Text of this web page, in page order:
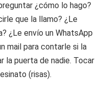
¿cómo lo hago?
que la llamo? ¿Le
¿Le envío un WhatsApp
mail para contarle si la
la puerta de nadie. Tocar
(risas).